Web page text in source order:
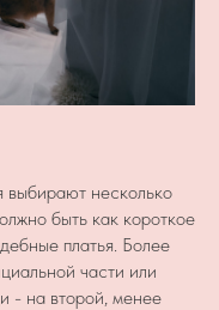
выбирают несколько
быть как короткое
платья. Более
части или
- на второй, менее